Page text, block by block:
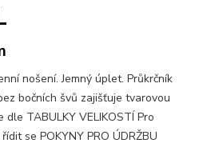
nošení. Jemný úplet. Průkrčník
bočních švů zajišťuje tvarovou
TABULKY VELIKOSTÍ Pro
se POKYNY PRO ÚDRŽBU